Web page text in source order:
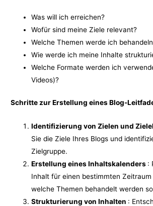
Was will ich erreichen?
Wofür sind meine Ziele relevant?
Welche Themen werde ich
Wie werde ich meine Inhalte
Welche Formate werden ich
Videos)?
Schritte zur Erstellung eines Blog-
Identifizierung von Zielen und
Sie die Ziele Ihres Blogs und
Zielgruppe.
Erstellung eines Inhaltskalenders :
Inhalt für einen bestimmten
welche Themen behandelt werden
Strukturierung von Inhalten :